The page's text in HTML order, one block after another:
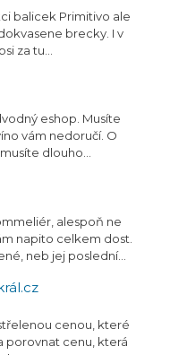
balicek Primitivo ale
brecky. I v
za tu…
eshop. Musíte
vám nedoručí. O
dlouho…
alespoň ne
napito celkem dost.
neb jej poslední…
cenou, které
porovnat cenu, která